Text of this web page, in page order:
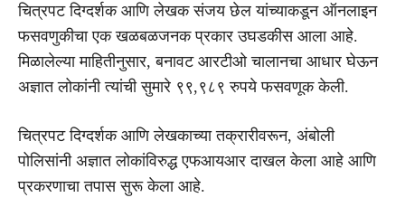
चित्रपट दिग्दर्शक आणि लेखक संजय छेल यांच्याकडून ऑनलाइन
फसवणुकीचा एक खळबळजनक प्रकार उघडकीस आला आहे.
मिळालेल्या माहितीनुसार, बनावट आरटीओ चालानचा आधार घेऊन
अज्ञात लोकांनी त्यांची सुमारे ९९,९८९ रुपये फसवणूक केली.
चित्रपट दिग्दर्शक आणि लेखकाच्या तक्रारीवरून, अंबोली
पोलिसांनी अज्ञात लोकांविरुद्ध एफआयआर दाखल केला आहे आणि
प्रकरणाचा तपास सुरू केला आहे.